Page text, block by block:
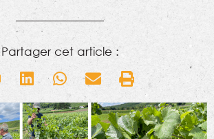
Partager cet article :